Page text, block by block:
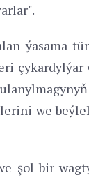
ýasama
we
şol bir